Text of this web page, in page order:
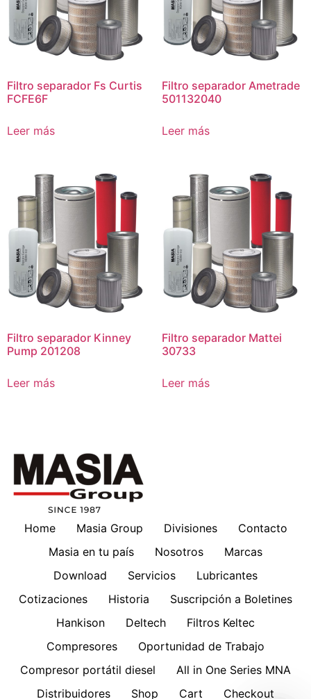
Filtro separador Fs Curtis
FCFE6F
Leer más
Filtro separador Ametrade
501132040
Leer más
Filtro separador Kinney
Pump 201208
Leer más
Filtro separador Mattei
30733
Leer más
Home Masia Group Divisiones
Contacto
Masia en tu país
Nosotros
Marcas
Download
Servicios
Lubricantes
Cotizaciones
Historia
Suscripción a Boletines
Hankison
Deltech
Filtros Keltec
Compresores
Oportunidad de Trabajo
Compresor portátil diesel
All in One Series MNA
Distribuidores
Shop Cart Checkout